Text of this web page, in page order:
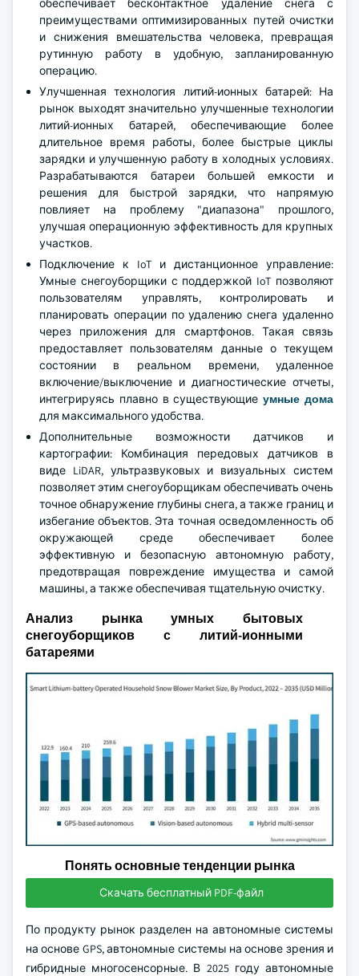
обеспечивает бесконтактное удаление снега с
преимуществами оптимизированных путей очистки
и снижения вмешательства человека, превращая
рутинную работу в удобную, запланированную
операцию.
Улучшенная технология литий-ионных батарей: На
рынок выходят значительно улучшенные технологии
литий-ионных батарей, обеспечивающие более
длительное время работы, более быстрые циклы
зарядки и улучшенную работу в холодных условиях.
Разрабатываются батареи большей емкости и
решения для быстрой зарядки, что напрямую
повлияет на проблему "диапазона" прошлого,
улучшая операционную эффективность для крупных
участков.
Подключение к IoT и дистанционное управление:
Умные снегоуборщики с поддержкой IoT позволяют
пользователям управлять, контролировать и
планировать операции по удалению снега удаленно
через приложения для смартфонов. Такая связь
предоставляет пользователям данные о текущем
состоянии в реальном времени, удаленное
включение/выключение и диагностические отчеты,
интегрируясь плавно в существующиеумные дома
для максимального удобства.
Дополнительные возможности датчиков и
картографии: Комбинация передовых датчиков в
виде LiDAR, ультразвуковых и визуальных систем
позволяет этим снегоуборщикам обеспечивать очень
точное обнаружение глубины снега, а также границ и
избегание объектов. Эта точная осведомленность об
окружающей среде обеспечивает более
эффективную и безопасную автономную работу,
предотвращая повреждение имущества и самой
машины, а также обеспечивая тщательную очистку.
Анализ рынка умных бытовых
снегоуборщиков с литий-ионными
батареями
Понять основные тенденции рынка
Скачать бесплатный PDF-файл
По продукту рынок разделен на автономные системы
на основе GPS, автономные системы на основе зрения и
гибридные многосенсорные. В 2025 году автономные